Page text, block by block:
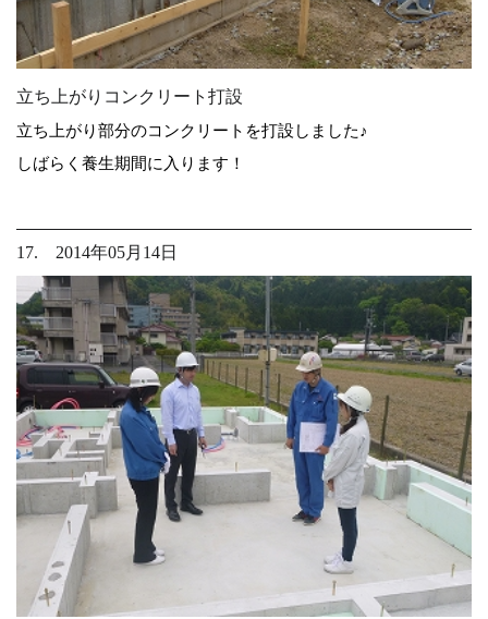
立ち上がりコンクリート打設
立ち上がり部分のコンクリートを打設しました♪
しばらく養生期間に入ります！
17. 2014年05月14日